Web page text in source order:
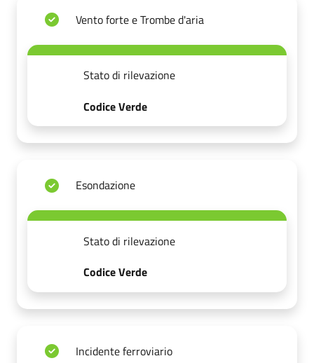
Vento forte e Trombe d'aria
Stato di rilevazione
Codice Verde
Esondazione
Stato di rilevazione
Codice Verde
Incidente ferroviario